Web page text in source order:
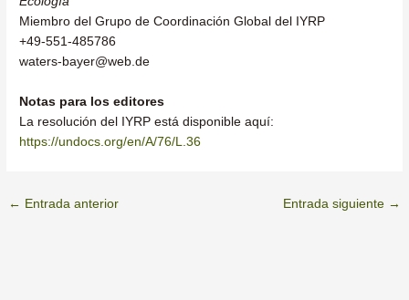
Miembro del Grupo de Coordinación Global del IYRP
+49-551-485786
waters-bayer@web.de
Notas para los editores
La resolución del IYRP está disponible aquí:
https://undocs.org/en/A/76/L.36
← Entrada anterior Entrada siguiente →